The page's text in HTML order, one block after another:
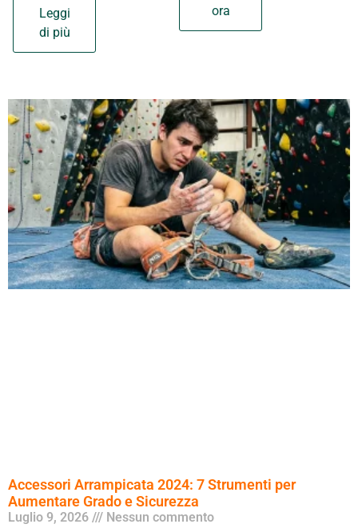
Leggi
di più
ora
Accessori Arrampicata 2024: 7 Strumenti per
Aumentare Grado e Sicurezza
Luglio 9, 2026
Nessun commento